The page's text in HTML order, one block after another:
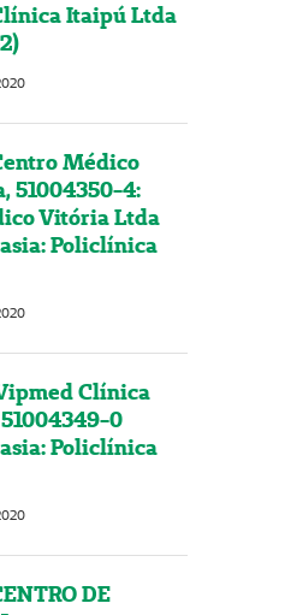
Itaipú Ltda
Médico
51004350-4:
Vitória Ltda
Policlínica
Clínica
0
Policlínica
DE